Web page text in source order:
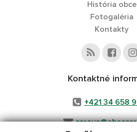
História obce
Fotogaléria
Kontakty
Kontaktné
+421 34 658